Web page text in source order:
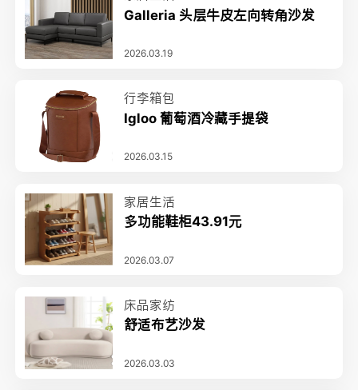
Galleria 头层牛皮左向转角沙发
2026.03.19
行李箱包
Igloo 葡萄酒冷藏手提袋
2026.03.15
家居生活
多功能鞋柜43.91元
2026.03.07
床品家纺
舒适布艺沙发
2026.03.03